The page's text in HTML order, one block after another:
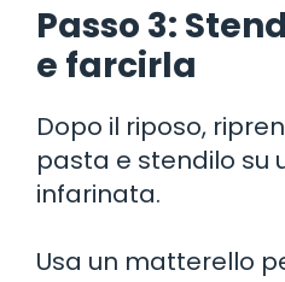
Passo 3:
e farcirla
Dopo il riposo,
pasta e stendilo su
infarinata.
Usa un matterello